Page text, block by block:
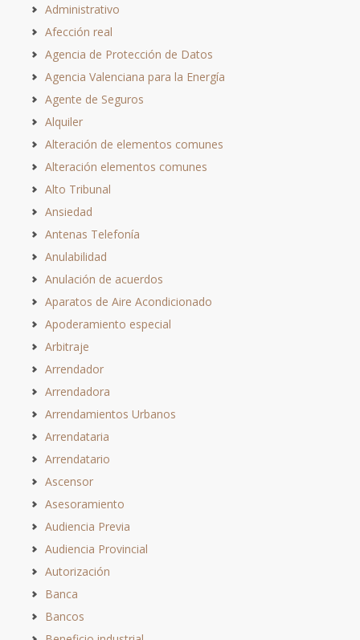
Administrativo
Afección real
Agencia de Protección de Datos
Agencia Valenciana para la Energía
Agente de Seguros
Alquiler
Alteración de elementos comunes
Alteración elementos comunes
Alto Tribunal
Ansiedad
Antenas Telefonía
Anulabilidad
Anulación de acuerdos
Aparatos de Aire Acondicionado
Apoderamiento especial
Arbitraje
Arrendador
Arrendadora
Arrendamientos Urbanos
Arrendataria
Arrendatario
Ascensor
Asesoramiento
Audiencia Previa
Audiencia Provincial
Autorización
Banca
Bancos